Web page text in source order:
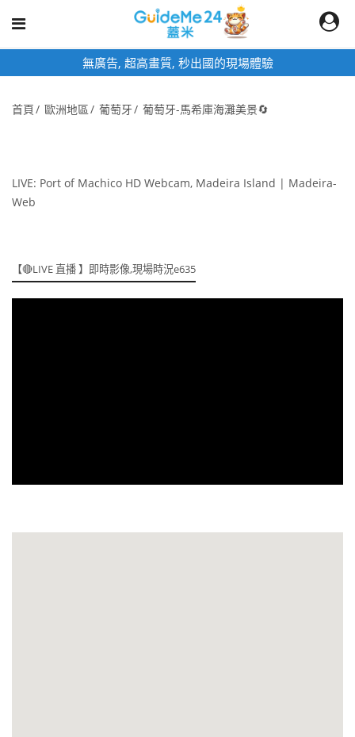
無廣告, 超高畫質, 秒出國的現場體驗
首頁 歐洲地區 葡萄牙 葡萄牙-馬希庫海灘美景🔄
LIVE: Port of Machico HD Webcam, Madeira Island | Madeira-
Web
【🔴LIVE 直播 】即時影像,現場時況e635